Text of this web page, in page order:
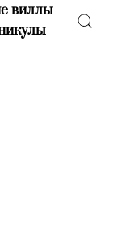
виллы
(current)